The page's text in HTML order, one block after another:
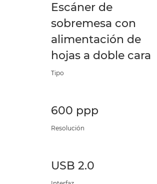
Escáner de
sobremesa con
alimentación de
hojas a doble cara
Tipo
600 ppp
Resolución
USB 2.0